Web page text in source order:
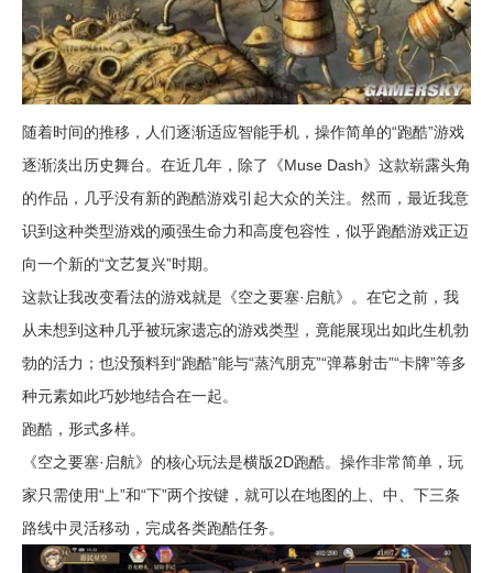
随着时间的推移，人们逐渐适应智能手机，操作简单的“跑酷”游戏
逐渐淡出历史舞台。在近几年，除了《Muse Dash》这款崭露头角
的作品，几乎没有新的跑酷游戏引起大众的关注。然而，最近我意
识到这种类型游戏的顽强生命力和高度包容性，似乎跑酷游戏正迈
向一个新的“文艺复兴”时期。
这款让我改变看法的游戏就是《空之要塞·启航》。在它之前，我
从未想到这种几乎被玩家遗忘的游戏类型，竟能展现出如此生机勃
勃的活力；也没预料到“跑酷”能与“蒸汽朋克”“弹幕射击”“卡牌”等多
种元素如此巧妙地结合在一起。
跑酷，形式多样。
《空之要塞·启航》的核心玩法是横版2D跑酷。操作非常简单，玩
家只需使用“上”和“下”两个按键，就可以在地图的上、中、下三条
路线中灵活移动，完成各类跑酷任务。